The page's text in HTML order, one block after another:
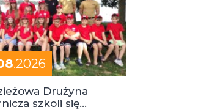
.2026
Drużyna
szkoli się